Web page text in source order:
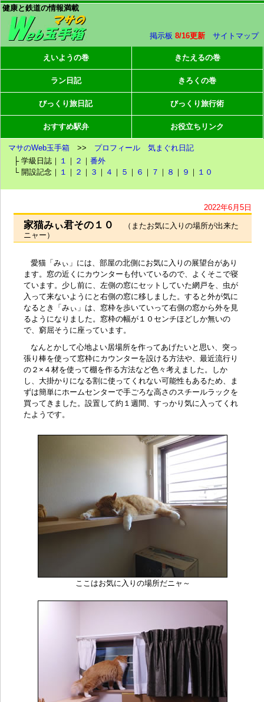
健康と鉄道の情報満載
掲示板 8/16更新 サイトマップ
えいようの巻 きたえるの巻
ラン日記 きろくの巻
びっくり旅日記 びっくり旅行術
おすすめ駅弁 お役立ちリンク
マサのWeb玉手箱 >> プロフィール
気まぐれ日記
├ 学級日誌｜ １ ｜ ２ ｜番外
└ 開設記念｜ １ ｜ ２ ｜ ３ ｜ ４ ｜ ５ ｜ ６ ｜ ７ ｜ ８ ｜ ９ ｜ １０
2022年6月5日
家猫みぃ君その１０
（またお気に入りの場所が出来た
ニャー）
愛猫「みぃ」には、部屋の北側にお気に入りの展望台があり
ます。窓の近くにカウンターも付いているので、よくそこで寝
ています。少し前に、左側の窓にセットしていた網戸を、虫が
入って来ないようにと右側の窓に移しました。すると外が気に
なるとき「みぃ」は、窓枠を歩いていって右側の窓から外を見
るようになりました。窓枠の幅が１０センチほどしか無いの
で、窮屈そうに座っています。
なんとかして心地よい居場所を作ってあげたいと思い、突っ
張り棒を使って窓枠にカウンターを設ける方法や、最近流行り
の２×４材を使って棚を作る方法など色々考えました。しか
し、大掛かりになる割に使ってくれない可能性もあるため、ま
ずは簡単にホームセンターで手ごろな高さのスチールラックを
買ってきました。設置して約１週間、すっかり気に入ってくれ
たようです。
ここはお気に入りの場所だニャ～